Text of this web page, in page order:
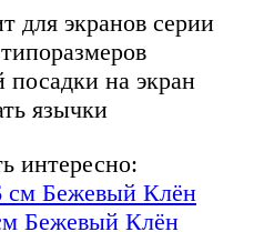
для экранов серии
посадки на экран
язычки
интересно:
Бежевый Клён